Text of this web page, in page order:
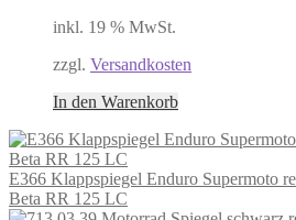
inkl. 19 % MwSt.
zzgl. Versandkosten
In den Warenkorb
E366 Klappspiegel Enduro Supermoto
Beta RR 125 LC